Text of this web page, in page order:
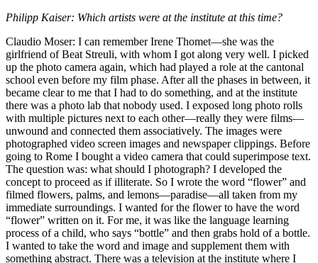
Philipp Kaiser: Which artists were at the institute at this time?
Claudio Moser: I can remember Irene Thomet—she was the
girlfriend of Beat Streuli, with whom I got along very well. I picked
up the photo camera again, which had played a role at the cantonal
school even before my film phase. After all the phases in between, it
became clear to me that I had to do something, and at the institute
there was a photo lab that nobody used. I exposed long photo rolls
with multiple pictures next to each other—really they were films—
unwound and connected them associatively. The images were
photographed video screen images and newspaper clippings. Before
going to Rome I bought a video camera that could superimpose text.
The question was: what should I photograph? I developed the
concept to proceed as if illiterate. So I wrote the word “flower” and
filmed flowers, palms, and lemons—paradise—all taken from my
immediate surroundings. I wanted for the flower to have the word
“flower” written on it. For me, it was like the language learning
process of a child, who says “bottle” and then grabs hold of a bottle.
I wanted to take the word and image and supplement them with
something abstract. There was a television at the institute where I